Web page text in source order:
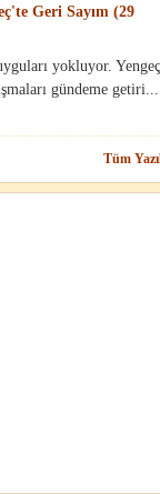
Geri Sayım (29
yokluyor.
gündeme getiri...
Tüm